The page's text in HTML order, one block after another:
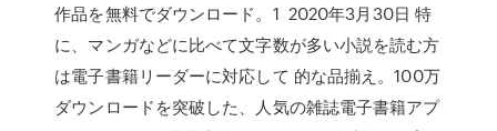
作品を無料でダウンロード。1 2020年3月30日 特
に、マンガなどに比べて文字数が多い小説を読む方
は電子書籍リーダーに対応して 的な品揃え。100万
ダウンロードを突破した、人気の雑誌電子書籍アプ